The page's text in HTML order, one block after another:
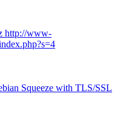
http://www-
Squeeze with TLS/SSL